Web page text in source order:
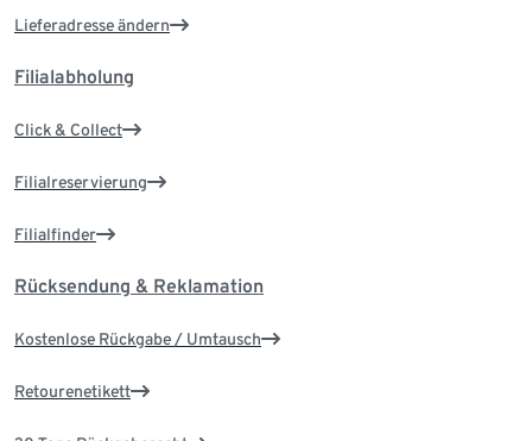
Lieferadresse ändern
Filialabholung
Click & Collect
Filialreservierung
Filialfinder
Rücksendung & Reklamation
Kostenlose Rückgabe / Umtausch
Retourenetikett